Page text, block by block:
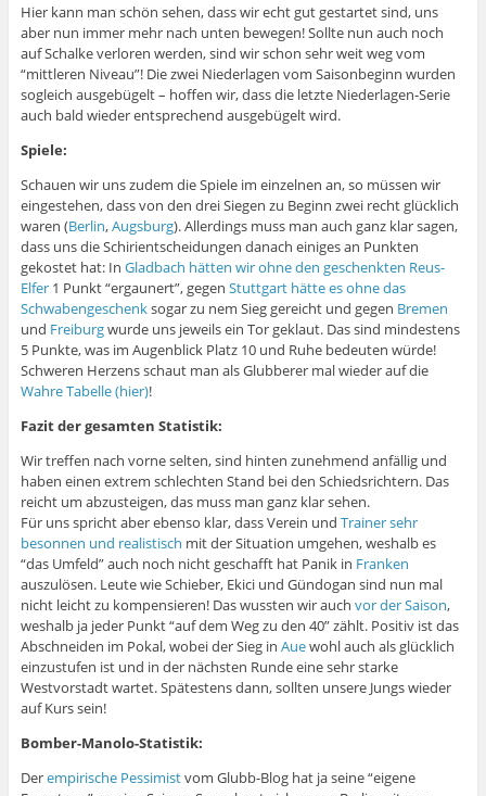
Hier kann man schön sehen, dass wir echt gut gestartet sind, uns
aber nun immer mehr nach unten bewegen! Sollte nun auch noch
auf Schalke verloren werden, sind wir schon sehr weit weg vom
“mittleren Niveau”! Die zwei Niederlagen vom Saisonbeginn wurden
sogleich ausgebügelt – hoffen wir, dass die letzte Niederlagen-Serie
auch bald wieder entsprechend ausgebügelt wird.
Spiele:
Schauen wir uns zudem die Spiele im einzelnen an, so müssen wir
eingestehen, dass von den drei Siegen zu Beginn zwei recht glücklich
waren (Berlin,Augsburg). Allerdings muss man auch ganz klar sagen,
dass uns die Schirientscheidungen danach einiges an Punkten
gekostet hat: In Gladbach hätten wir ohne den geschenkten Reus-
Elfer1 Punkt “ergaunert”, gegen Stuttgart hätte es ohne das
Schwabengeschenksogar zu nem Sieg gereicht und gegen Bremen
und Freiburgwurde uns jeweils ein Tor geklaut. Das sind mindestens
5 Punkte, was im Augenblick Platz 10 und Ruhe bedeuten würde!
Schweren Herzens schaut man als Glubberer mal wieder auf die
Wahre Tabelle (hier)!
Fazit der gesamten Statistik:
Wir treffen nach vorne selten, sind hinten zunehmend anfällig und
haben einen extrem schlechten Stand bei den Schiedsrichtern. Das
reicht um abzusteigen, das muss man ganz klar sehen.
Für uns spricht aber ebenso klar, dass Verein und Trainer sehr
besonnen und realistisch mit der Situation umgehen, weshalb es
“das Umfeld” auch noch nicht geschafft hat Panik in Franken
auszulösen. Leute wie Schieber, Ekici und Gündogan sind nun mal
nicht leicht zu kompensieren! Das wussten wir auch vor der Saison,
weshalb ja jeder Punkt “auf dem Weg zu den 40” zählt. Positiv ist das
Abschneiden im Pokal, wobei der Sieg in Auewohl auch als glücklich
einzustufen ist und in der nächsten Runde eine sehr starke
Westvorstadt wartet. Spätestens dann, sollten unsere Jungs wieder
auf Kurs sein!
Bomber-Manolo-Statistik:
Derempirische Pessimistvom Glubb-Blog hat ja seine “eigene